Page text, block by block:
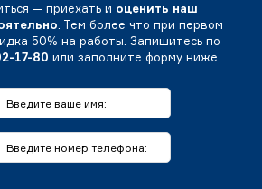
— приехать и оценить наш
. Тем более что при первом
50% на работы. Запишитесь по
17-80 или заполните форму ниже